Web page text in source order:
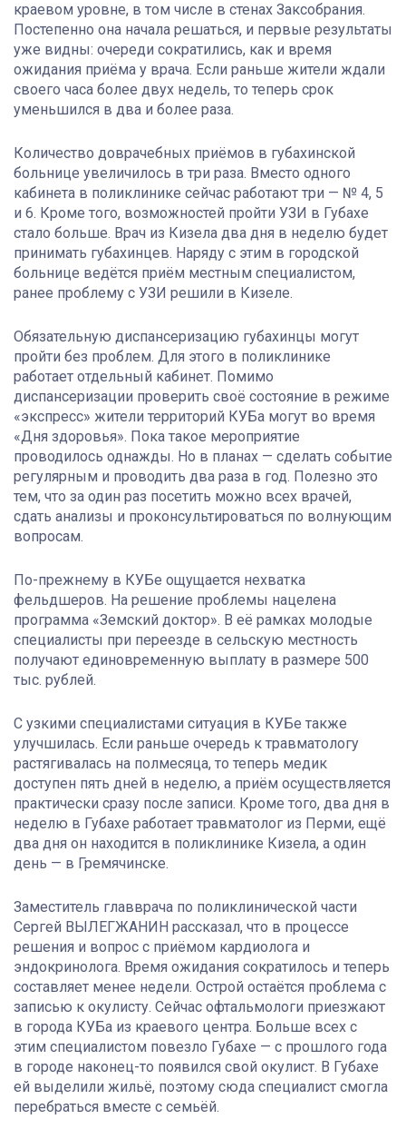
краевом уровне, в том числе в стенах Заксобрания.
Постепенно она начала решаться, и первые результаты
уже видны: очереди сократились, как и время
ожидания приёма у врача. Если раньше жители ждали
своего часа более двух недель, то теперь срок
уменьшился в два и более раза.
Количество доврачебных приёмов в губахинской
больнице увеличилось в три раза. Вместо одного
кабинета в поликлинике сейчас работают три — № 4, 5
и 6. Кроме того, возможностей пройти УЗИ в Губахе
стало больше. Врач из Кизела два дня в неделю будет
принимать губахинцев. Наряду с этим в городской
больнице ведётся приём местным специалистом,
ранее проблему с УЗИ решили в Кизеле.
Обязательную диспансеризацию губахинцы могут
пройти без проблем. Для этого в поликлинике
работает отдельный кабинет. Помимо
диспансеризации проверить своё состояние в режиме
«экспресс» жители территорий КУБа могут во время
«Дня здоровья». Пока такое мероприятие
проводилось однажды. Но в планах — сделать событие
регулярным и проводить два раза в год. Полезно это
тем, что за один раз посетить можно всех врачей,
сдать анализы и проконсультироваться по волнующим
вопросам.
По-прежнему в КУБе ощущается нехватка
фельдшеров. На решение проблемы нацелена
программа «Земский доктор». В её рамках молодые
специалисты при переезде в сельскую местность
получают единовременную выплату в размере 500
тыс. рублей.
С узкими специалистами ситуация в КУБе также
улучшилась. Если раньше очередь к травматологу
растягивалась на полмесяца, то теперь медик
доступен пять дней в неделю, а приём осуществляется
практически сразу после записи. Кроме того, два дня в
неделю в Губахе работает травматолог из Перми, ещё
два дня он находится в поликлинике Кизела, а один
день — в Гремячинске.
Заместитель главврача по поликлинической части
Сергей ВЫЛЕГЖАНИН рассказал, что в процессе
решения и вопрос с приёмом кардиолога и
эндокринолога. Время ожидания сократилось и теперь
составляет менее недели. Острой остаётся проблема с
записью к окулисту. Сейчас офтальмологи приезжают
в города КУБа из краевого центра. Больше всех с
этим специалистом повезло Губахе — с прошлого года
в городе наконец-то появился свой окулист. В Губахе
ей выделили жильё, поэтому сюда специалист смогла
перебраться вместе с семьёй.